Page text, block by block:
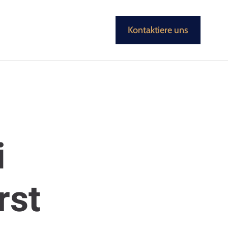
Kontaktiere uns